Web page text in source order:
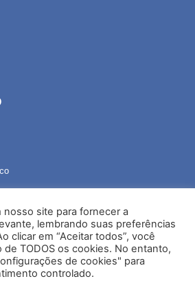
nosso site para fornecer a
lembrando suas preferências
clicar em “Aceitar todos”, você
TODOS os cookies. No entanto,
de cookies" para
controlado.